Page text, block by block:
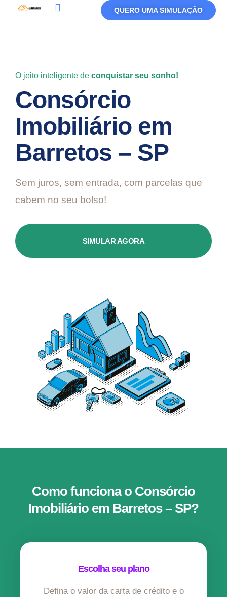
QUERO UMA SIMULAÇÃO
O jeito inteligente de conquistar seu sonho!
Consórcio
Imobiliário em
Barretos – SP
Sem juros, sem entrada, com parcelas que
cabem no seu bolso!
SIMULAR AGORA
Como funciona o Consórcio
Imobiliário em Barretos – SP?
Escolha seu plano
Defina o valor da carta de crédito e o